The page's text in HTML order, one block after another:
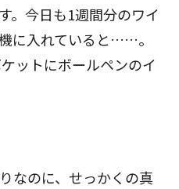
。今日も1週間分のワイ
に入れていると……。
ットにボールペンのイ
なのに、せっかくの真